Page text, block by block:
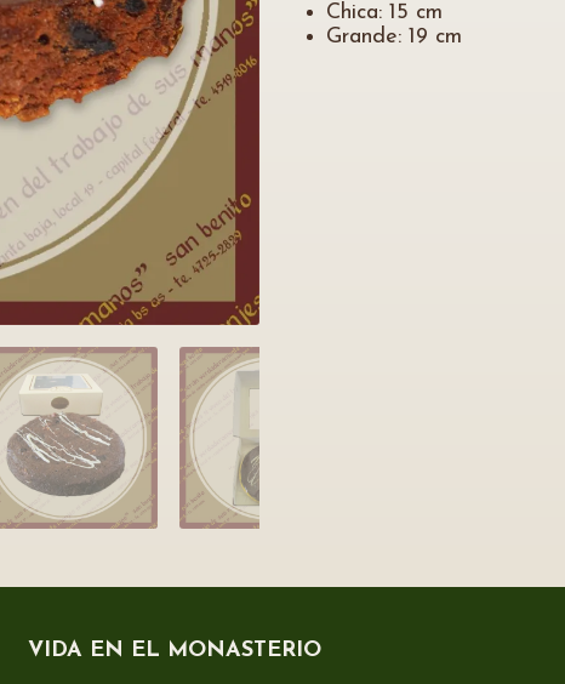
Chica: 15 cm
Grande: 19 cm
VIDA EN EL MONASTERIO